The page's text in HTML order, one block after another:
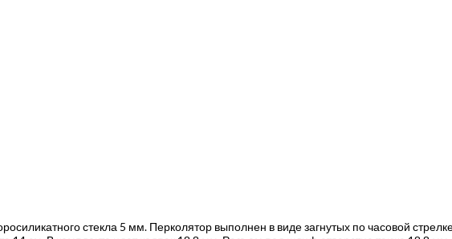
стекла 5 мм. Перколятор выполнен в виде загнутых по часовой